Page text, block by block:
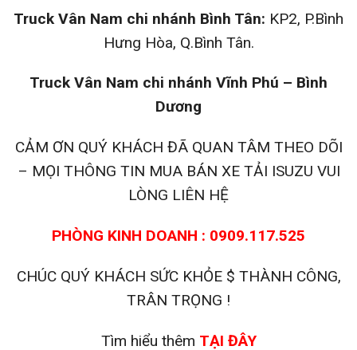
Truck Vân Nam chi nhánh Bình Tân: KP2, P.Bình
Hưng Hòa, Q.Bình Tân.
Truck Vân Nam chi nhánh Vĩnh Phú – Bình
Dương
CẢM ƠN QUÝ KHÁCH ĐÃ QUAN TÂM THEO DÕI
– MỌI THÔNG TIN MUA BÁN XE TẢI ISUZU VUI
LÒNG LIÊN HỆ
PHÒNG KINH DOANH : 0909.117.525
CHÚC QUÝ KHÁCH SỨC KHỎE $ THÀNH CÔNG,
TRÂN TRỌNG !
Tìm hiểu thêm TẠI ĐÂY